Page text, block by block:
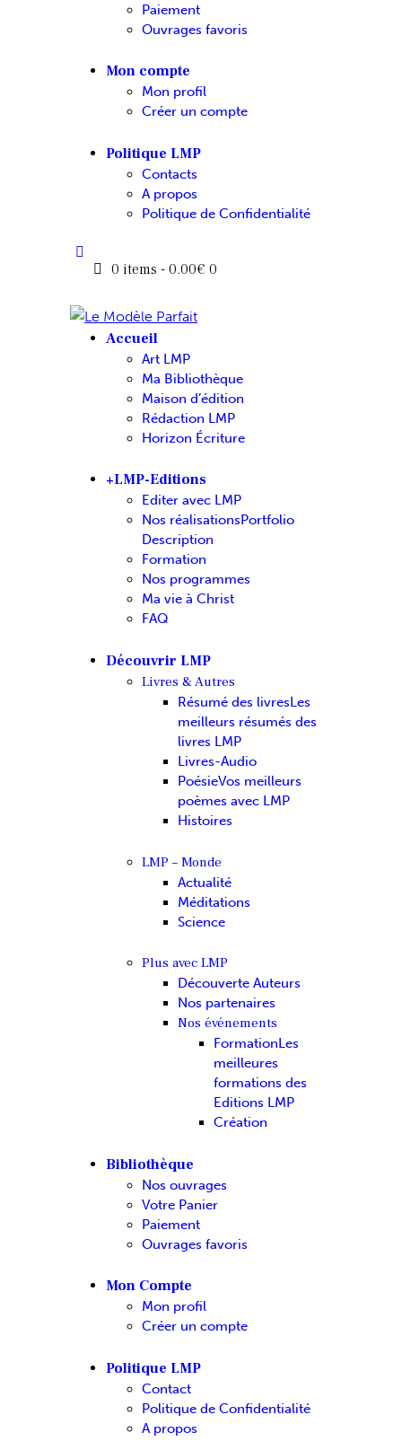
Paiement
Ouvrages favoris
Mon compte
Mon profil
Créer un compte
Politique LMP
Contacts
A propos
Politique de Confidentialité
0 items -0.00€ 0
Accueil
Art LMP
Ma Bibliothèque
Maison d’édition
Rédaction LMP
Horizon Écriture
+LMP-Editions
Editer avec LMP
Nos réalisations Portfolio
Description
Formation
Nos programmes
Ma vie à Christ
FAQ
Découvrir LMP
Livres & Autres
Résumé des livresLes
meilleurs résumés des
livres LMP
Livres-Audio
PoésieVos meilleurs
poèmes avec LMP
Histoires
LMP – Monde
Actualité
Méditations
Science
Plus avec LMP
Découverte Auteurs
Nos partenaires
Nos événements
FormationLes
meilleures
formations des
Editions LMP
Création
Bibliothèque
Nos ouvrages
Votre Panier
Paiement
Ouvrages favoris
Mon Compte
Mon profil
Créer un compte
Politique LMP
Contact
Politique de Confidentialité
A propos